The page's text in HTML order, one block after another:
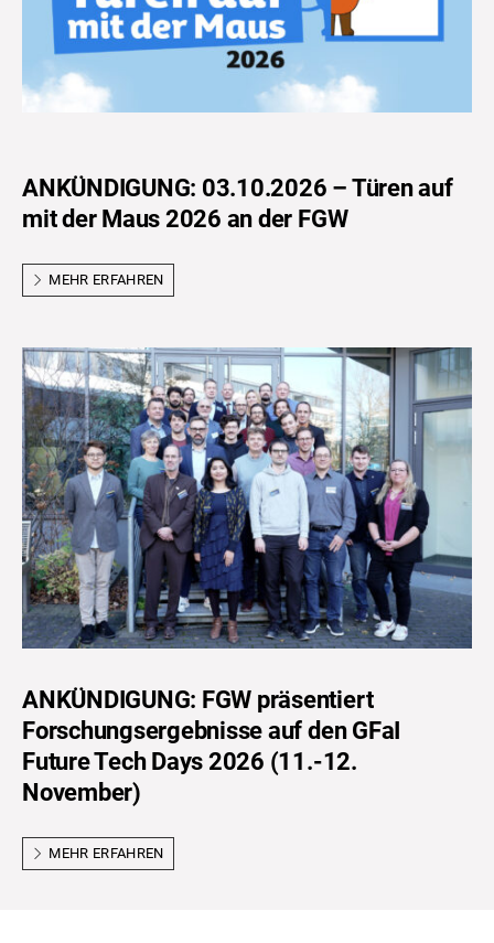
ANKÜNDIGUNG: 03.10.2026 – Türen auf
mit der Maus 2026 an der FGW
MEHR ERFAHREN
ANKÜNDIGUNG: FGW präsentiert
Forschungsergebnisse auf den GFaI
Future Tech Days 2026 (11.-12.
November)
MEHR ERFAHREN